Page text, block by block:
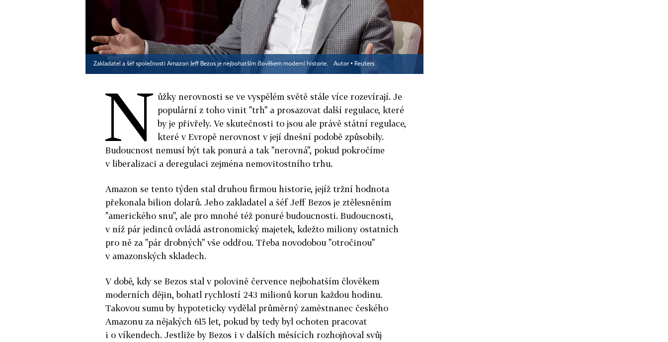
Zakladatel a šéf společnosti Amazon Jeff Bezos je nejbohatším člověkem moderní historie. Autor ▪ Reuters
N ůžky nerovnosti se ve vyspělém světě stále více rozevírají. Je
populární z toho vinit "trh" a prosazovat další regulace, které
by je přivřely. Ve skutečnosti to jsou ale právě státní regulace,
které v Evropě nerovnost v její dnešní podobě způsobily.
Budoucnost nemusí být tak ponurá a tak "nerovná", pokud pokročíme
v liberalizaci a deregulaci zejména nemovitostního trhu.
Amazon se tento týden stal druhou firmou historie, jejíž tržní hodnota
překonala bilion dolarů. Jeho zakladatel a šéf Jeff Bezos je ztělesněním
"amerického snu", ale pro mnohé též ponuré budoucnosti. Budoucnosti,
v níž pár jedinců ovládá astronomický majetek, kdežto miliony ostatních
pro ně za "pár drobných" vše oddřou. Třeba novodobou "otročinou"
v amazonských skladech.
V době, kdy se Bezos stal v polovině července nejbohatším člověkem
moderních dějin, bohatl rychlostí 243 milionů korun každou hodinu.
Takovou sumu by hypoteticky vydělal průměrný zaměstnanec českého
Amazonu za nějakých 615 let, pokud by tedy byl ochoten pracovat
i o víkendech. Jestliže by Bezos i v dalších měsících rozhojňoval svůj